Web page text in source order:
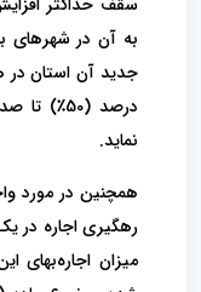
به آن در شهرهای
جدید آن استان در
نماید.
همچنین در مورد
رهگیری اجاره در یک
میزان اجاره‌بهای